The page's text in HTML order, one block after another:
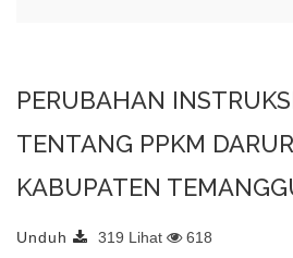
PERUBAHAN
TENTANG PPKM
KABUPATEN
Unduh 319 Lihat 618